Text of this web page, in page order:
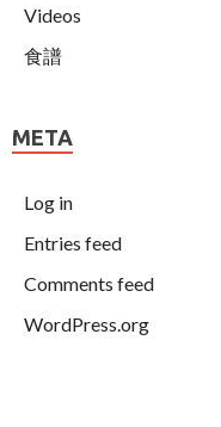
Videos
食譜
META
Log in
Entries feed
Comments feed
WordPress.org